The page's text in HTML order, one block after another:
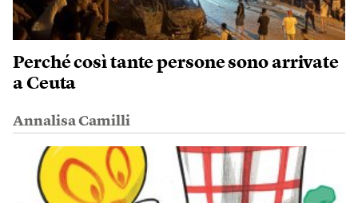
Perché così tante persone sono arrivate
a Ceuta
Annalisa Camilli